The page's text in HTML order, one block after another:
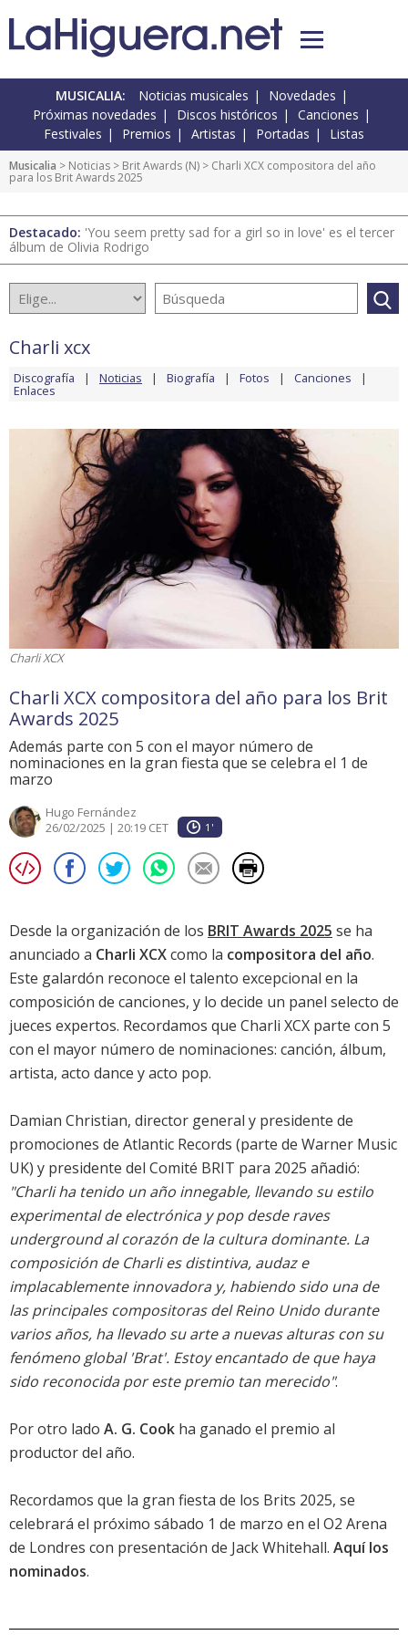
MUSICALIA: Noticias musicales
Novedades
Próximas novedades
Discos históricos
Canciones
Festivales
Premios Artistas Portadas Listas
Musicalia > Noticias > Brit Awards (N) > Charli XCX compositora del año
para los Brit Awards 2025
Destacado: 'You seem pretty sad for a girl so in love' es el tercer
álbum de Olivia Rodrigo
Charli xcx
Discografía Noticias Biografía Fotos Canciones
Enlaces
Charli XCX
Charli XCX compositora del año para los Brit
Awards 2025
Además parte con 5 con el mayor número de
nominaciones en la gran fiesta que se celebra el 1 de
marzo
Hugo Fernández
26/02/2025 | 20:19 CET
1'
Desde la organización de los BRIT Awards 2025 se ha
anunciado a Charli XCXcomo la compositora del año.
Este galardón reconoce el talento excepcional en la
composición de canciones, y lo decide un panel selecto de
jueces expertos. Recordamos que Charli XCX parte con 5
con el mayor número de nominaciones: canción, álbum,
artista, acto dance y acto pop.
Damian Christian, director general y presidente de
promociones de Atlantic Records (parte de Warner Music
UK) y presidente del Comité BRIT para 2025 añadió:
"Charli ha tenido un año innegable, llevando su estilo
experimental de electrónica y pop desde raves
underground al corazón de la cultura dominante. La
composición de Charli es distintiva, audaz e
implacablemente innovadora y, habiendo sido una de
las principales compositoras del Reino Unido durante
varios años, ha llevado su arte a nuevas alturas con su
fenómeno global 'Brat'. Estoy encantado de que haya
sido reconocida por este premio tan merecido".
Por otro lado A. G. Cook ha ganado el premio al
productor del año.
Recordamos que la gran fiesta de los Brits 2025, se
celebrará el próximo sábado 1 de marzo en el O2 Arena
de Londres con presentación de Jack Whitehall. Aquí los
nominados.